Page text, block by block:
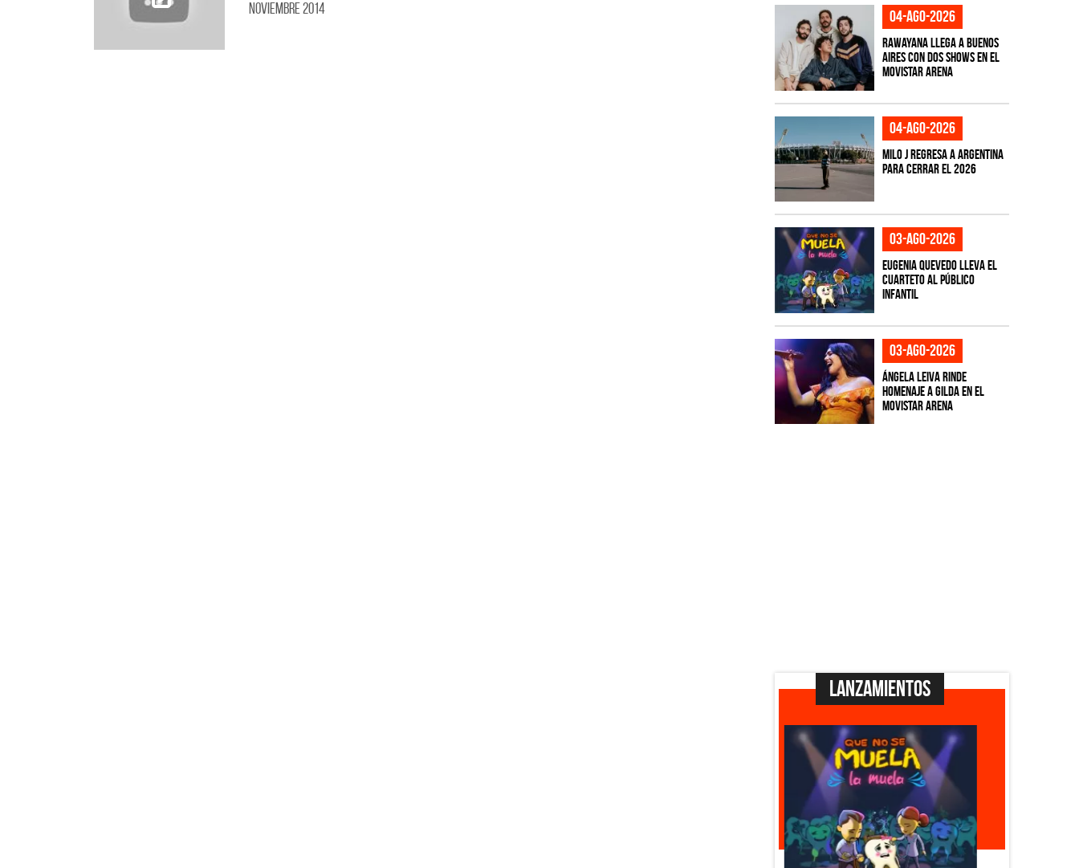
Noviembre 2014 04-ago-2026
Rawayana llega a Buenos
Aires con dos shows en el
Movistar Arena
04-ago-2026
Milo J regresa a Argentina
para cerrar el 2026
03-ago-2026
Eugenia Quevedo lleva el
cuarteto al público
infantil
03-ago-2026
Ángela Leiva rinde
homenaje a Gilda en el
Movistar Arena
Lanzamientos